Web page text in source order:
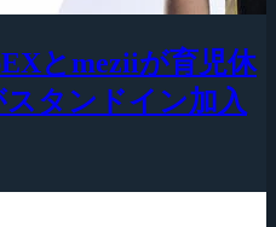
とmeziiが育児休
タンドイン加入